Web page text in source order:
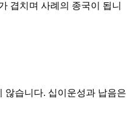
겹치며 사례의 종국이 됩니
않습니다. 십이운성과 납음은